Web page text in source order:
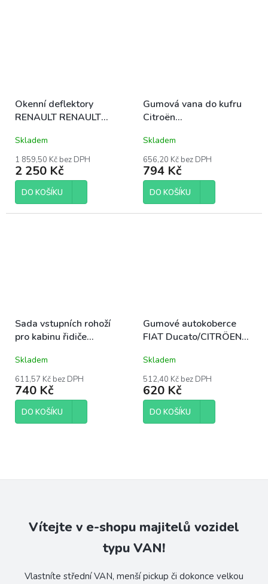
Okenní deflektory
RENAULT RENAULT
Vivaro/NISSAN
Primastar 2002-2014
Skladem
1 859,50 Kč bez DPH
2 250 Kč
DO KOŠÍKU
Gumová vana do kufru
Citroën
Rifter/Opel Combo/Fiat
Doblo/Toyota Proace
City 5m 2019- L1
Skladem
656,20 Kč bez DPH
794 Kč
DO KOŠÍKU
Sada vstupních rohoží
pro kabinu řidiče
Cratfter od r. 2006
Skladem
611,57 Kč bez DPH
740 Kč
DO KOŠÍKU
Gumové autokoberce
FIAT Ducato/CITRÖEN
3m 2006-2022
Skladem
512,40 Kč bez DPH
620 Kč
DO KOŠÍKU
Vítejte v e-shopu majitelů vozidel
typu VAN!
Vlastníte střední VAN, menší pickup či dokonce velkou